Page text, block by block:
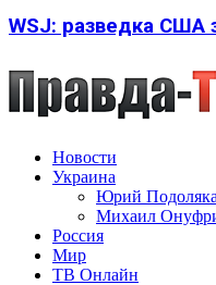
WSJ: разведка США
Новости
Украина
Юрий
Михаил
Россия
Мир
ТВ Онлайн